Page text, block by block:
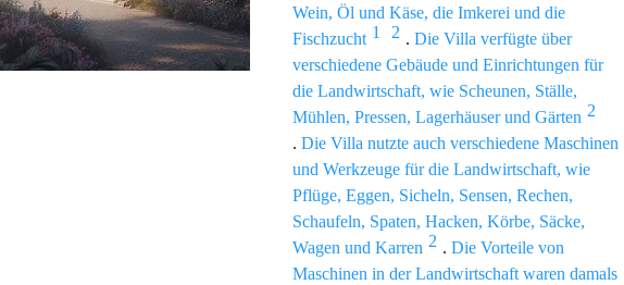
Wein, Öl und Käse, die Imkerei und die
Fischzucht 1 2 . Die Villa verfügte über
verschiedene Gebäude und Einrichtungen für
die Landwirtschaft, wie Scheunen, Ställe,
Mühlen, Pressen, Lagerhäuser und Gärten 2
. Die Villa nutzte auch verschiedene Maschinen
und Werkzeuge für die Landwirtschaft, wie
Pflüge, Eggen, Sicheln, Sensen, Rechen,
Schaufeln, Spaten, Hacken, Körbe, Säcke,
Wagen und Karren 2 . Die Vorteile von
Maschinen in der Landwirtschaft waren damals